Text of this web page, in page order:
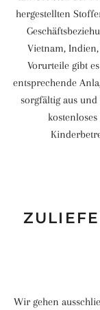
hergestellten
Vietnam,
Vorurteile gibt
entsprechende
sorgfältig aus
Wir gehen